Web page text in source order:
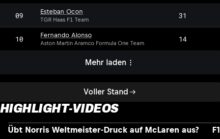
Voller Stand
09 Esteban Ocon
TGR Haas F1 Team 31
10 Fernando Alonso
Aston Martin Aramco Formula One Team 14
Mehr laden
HIGHLIGHT-VIDEOS
Übt Norris Weltmeister-Druck auf McLaren aus?